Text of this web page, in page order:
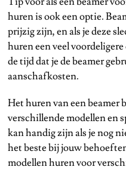
huren is ook een optie.
prijzig zijn, en als je deze
huren een veel
de tijd dat je de beamer
aanschafkosten.
Het huren van een
verschillende modellen en
kan handig zijn als je nog
het beste bij jouw
modellen huren voor